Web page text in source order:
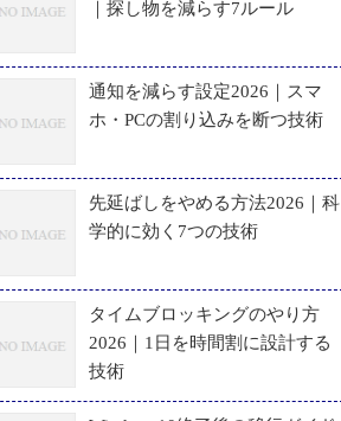
｜探し物を減らす7ルール
通知を減らす設定2026｜スマ
ホ・PCの割り込みを断つ技術
先延ばしをやめる方法2026｜科
学的に効く7つの技術
タイムブロッキングのやり方
2026｜1日を時間割に設計する
技術